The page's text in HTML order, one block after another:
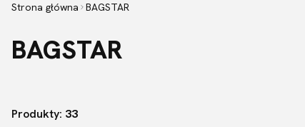
Strona główna BAGSTAR
BAGSTAR
Lista produktów
Produkty: 33